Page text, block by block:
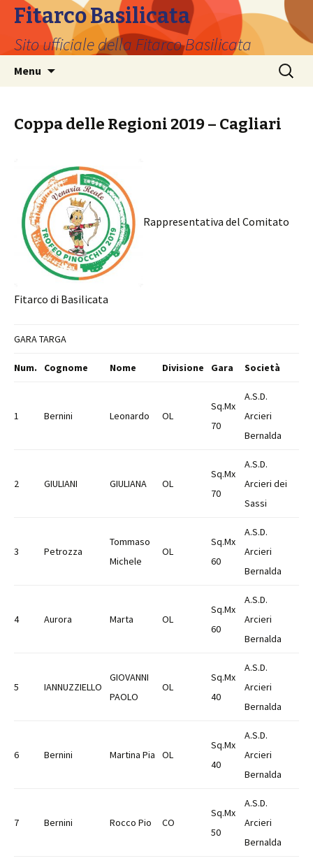
Fitarco Basilicata
Sito ufficiale della Fitarco Basilicata
Menu
Ricerca
per:
Coppa delle Regioni 2019 – Cagliari
Rappresentativa del Comitato
Fitarco di Basilicata
GARA TARGA
Num. Cognome Nome Divisione Gara Società
1 Bernini Leonardo OL
Sq.Mx
70
A.S.D.
Arcieri
Bernalda
2 GIULIANI GIULIANA OL
Sq.Mx
70
A.S.D.
Arcieri dei
Sassi
3 Petrozza
Tommaso
Michele
OL
Sq.Mx
60
A.S.D.
Arcieri
Bernalda
4 Aurora Marta OL
Sq.Mx
60
A.S.D.
Arcieri
Bernalda
5 IANNUZZIELLO
GIOVANNI
PAOLO
OL
Sq.Mx
40
A.S.D.
Arcieri
Bernalda
6 Bernini Martina Pia OL
Sq.Mx
40
A.S.D.
Arcieri
Bernalda
7 Bernini Rocco Pio CO
Sq.Mx
50
A.S.D.
Arcieri
Bernalda